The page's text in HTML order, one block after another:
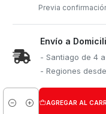
Previa
Envío a
- Santiago de 4
- Regiones
Cantidad
AGREGAR AL